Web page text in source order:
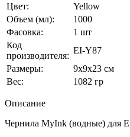
Цвет:
Yellow
Объем (мл):
1000
Фасовка:
1 шт
Код
производителя:
EI-Y87
Размеры:
9x9x23 см
Вес:
1082 гр
Описание
Чернила MyInk (водные) для